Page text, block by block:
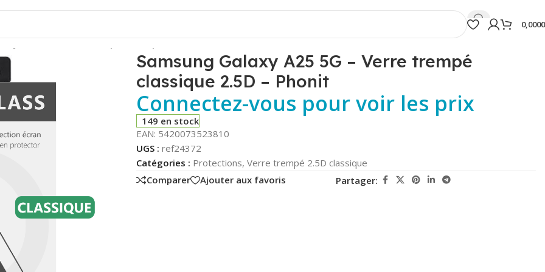
Samsung Galaxy A25 5G – Verre trempé
classique 2.5D – Phonit
Connectez-vous pour voir les prix
149 en stock
EAN: 5420073523810
UGS : ref24372
Catégories : Protections, Verre trempé 2.5D classique
Comparer
Ajouter aux favoris Partager: